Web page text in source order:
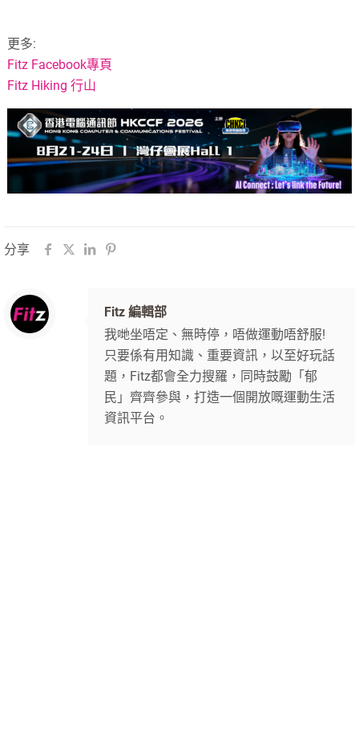
更多:
Fitz Facebook專頁
Fitz Hiking 行山
分享
Fitz 編輯部
我哋坐唔定、無時停，唔做運動唔舒服!
只要係有用知識、重要資訊，以至好玩話
題，Fitz都會全力搜羅，同時鼓勵「郁
民」齊齊參與，打造一個開放嘅運動生活
資訊平台。